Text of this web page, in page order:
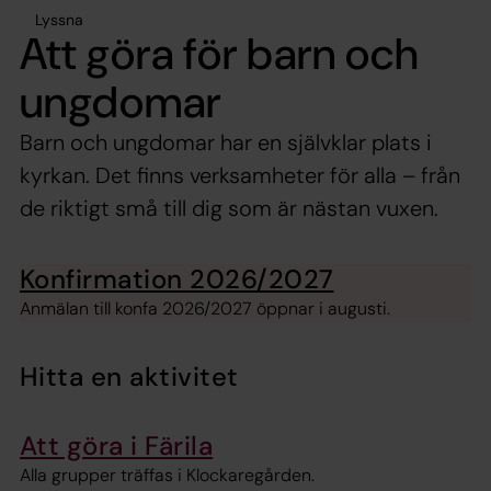
Lyssna
Att göra för barn och
ungdomar
Barn och ungdomar har en självklar plats i
kyrkan. Det finns verksamheter för alla – från
de riktigt små till dig som är nästan vuxen.
Konfirmation 2026/2027
Anmälan till konfa 2026/2027 öppnar i augusti.
Hitta en aktivitet
Att göra i Färila
Alla grupper träffas i Klockaregården.